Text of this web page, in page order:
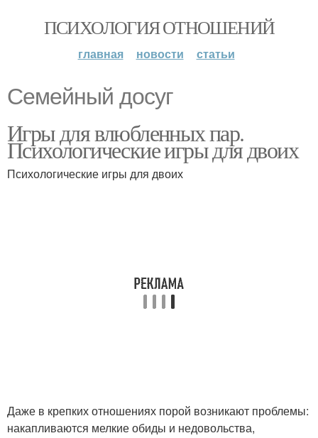
ПСИХОЛОГИЯ ОТНОШЕНИЙ
главная новости статьи
Семейный досуг
Игры для влюбленных пар.
Психологические игры для двоих
Психологические игры для двоих
Даже в крепких отношениях порой возникают проблемы:
накапливаются мелкие обиды и недовольства,